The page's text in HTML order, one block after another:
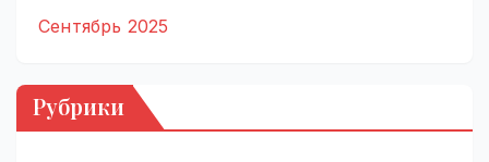
Сентябрь 2025
Рубрики